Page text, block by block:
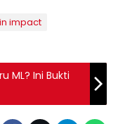
impact
ML? Ini Bukti